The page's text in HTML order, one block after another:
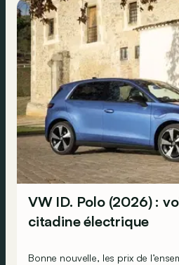
VW ID. Polo (2026) :
citadine électrique
Bonne nouvelle, les prix de